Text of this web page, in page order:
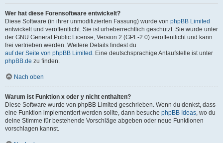
Wer hat diese Forensoftware entwickelt?
Diese Software (in ihrer unmodifizierten Fassung) wurde von phpBB Limited
entwickelt und veröffentlicht. Sie ist urheberrechtlich geschützt. Sie wurde unter
der GNU General Public License, Version 2 (GPL-2.0) veröffentlicht und kann
frei vertrieben werden. Weitere Details findest du
auf der Seite von phpBB Limited . Eine deutschsprachige Anlaufstelle ist unter
phpBB.de zu finden.
Nach oben
Warum ist Funktion x oder y nicht enthalten?
Diese Software wurde von phpBB Limited geschrieben. Wenn du denkst, dass
eine Funktion implementiert werden sollte, dann besuche phpBB Ideas, wo du
deine Stimme für bestehende Vorschläge abgeben oder neue Funktionen
vorschlagen kannst.